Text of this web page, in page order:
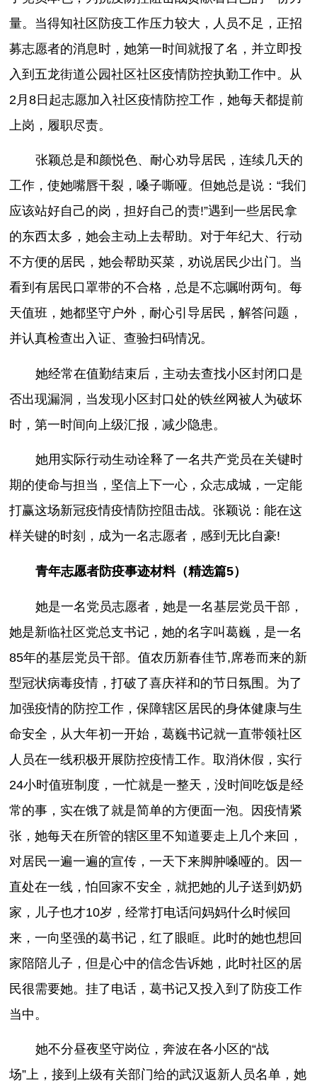
量。当得知社区防疫工作压力较大，人员不足，正招
募志愿者的消息时，她第一时间就报了名，并立即投
入到五龙街道公园社区社区疫情防控执勤工作中。从
2月8日起志愿加入社区疫情防控工作，她每天都提前
上岗，履职尽责。
张颖总是和颜悦色、耐心劝导居民，连续几天的
工作，使她嘴唇干裂，嗓子嘶哑。但她总是说：“我们
应该站好自己的岗，担好自己的责!”遇到一些居民拿
的东西太多，她会主动上去帮助。对于年纪大、行动
不方便的居民，她会帮助买菜，劝说居民少出门。当
看到有居民口罩带的不合格，总是不忘嘱咐两句。每
天值班，她都坚守户外，耐心引导居民，解答问题，
并认真检查出入证、查验扫码情况。
她经常在值勤结束后，主动去查找小区封闭口是
否出现漏洞，当发现小区封口处的铁丝网被人为破坏
时，第一时间向上级汇报，减少隐患。
她用实际行动生动诠释了一名共产党员在关键时
期的使命与担当，坚信上下一心，众志成城，一定能
打赢这场新冠疫情疫情防控阻击战。张颖说：能在这
样关键的时刻，成为一名志愿者，感到无比自豪!
青年志愿者防疫事迹材料（精选篇5）
她是一名党员志愿者，她是一名基层党员干部，
她是新临社区党总支书记，她的名字叫葛巍，是一名
85年的基层党员干部。值农历新春佳节,席卷而来的新
型冠状病毒疫情，打破了喜庆祥和的节日氛围。为了
加强疫情的防控工作，保障辖区居民的身体健康与生
命安全，从大年初一开始，葛巍书记就一直带领社区
人员在一线积极开展防控疫情工作。取消休假，实行
24小时值班制度，一忙就是一整天，没时间吃饭是经
常的事，实在饿了就是简单的方便面一泡。因疫情紧
张，她每天在所管的辖区里不知道要走上几个来回，
对居民一遍一遍的宣传，一天下来脚肿嗓哑的。因一
直处在一线，怕回家不安全，就把她的儿子送到奶奶
家，儿子也才10岁，经常打电话问妈妈什么时候回
来，一向坚强的葛书记，红了眼眶。此时的她也想回
家陪陪儿子，但是心中的信念告诉她，此时社区的居
民很需要她。挂了电话，葛书记又投入到了防疫工作
当中。
她不分昼夜坚守岗位，奔波在各小区的“战
场”上，接到上级有关部门给的武汉返新人员名单，她